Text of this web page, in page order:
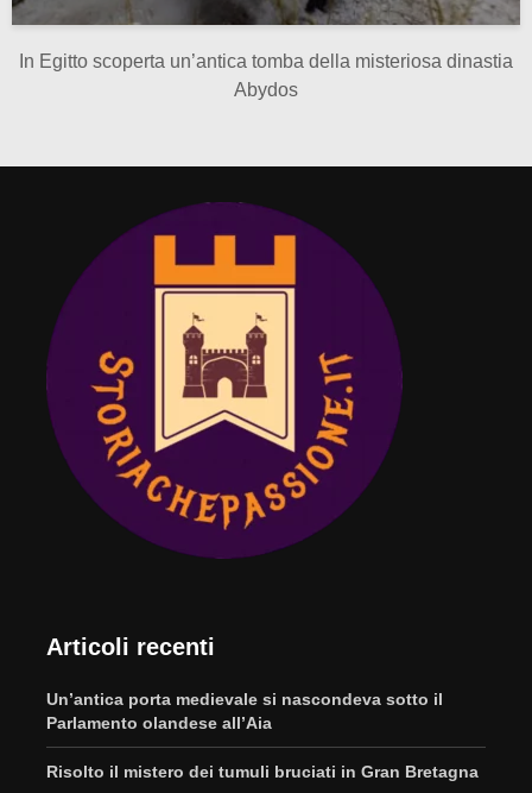
In Egitto scoperta un’antica tomba della misteriosa dinastia
Abydos
Articoli recenti
Un’antica porta medievale si nascondeva sotto il
Parlamento olandese all’Aia
Risolto il mistero dei tumuli bruciati in Gran Bretagna